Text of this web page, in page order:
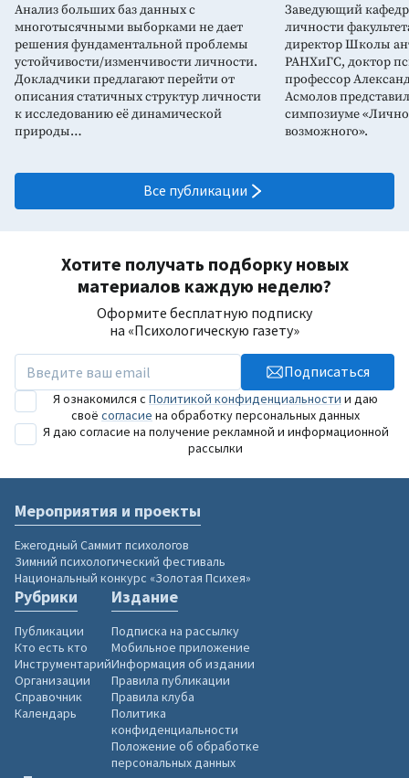
Анализ больших баз данных с
многотысячными выборками не дает
решения фундаментальной проблемы
устойчивости/изменчивости личности.
Докладчики предлагают перейти от
описания статичных структур личности
к исследованию её динамической
природы…
Заведующий
личности
директор Школы
РАНХиГС, доктор
профессор
Асмолов
симпозиуме
возможного».
Все публикации
Хотите получать подборку новых
материалов каждую неделю?
Оформите бесплатную подписку
на «Психологическую газету»
Подписаться
Я ознакомился с Политикой конфиденциальности и даю
своё согласие на обработку персональных данных
Я даю согласие на получение рекламной и информационной
рассылки
Мероприятия и проекты
Ежегодный Саммит психологов
Зимний психологический фестиваль
Национальный конкурс «Золотая Психея»
Рубрики
Публикации
Кто есть кто
Инструментарий
Организации
Справочник
Календарь
Издание
Подписка на рассылку
Мобильное приложение
Информация об издании
Правила публикации
Правила клуба
Политика
конфиденциальности
Положение об обработке
персональных данных